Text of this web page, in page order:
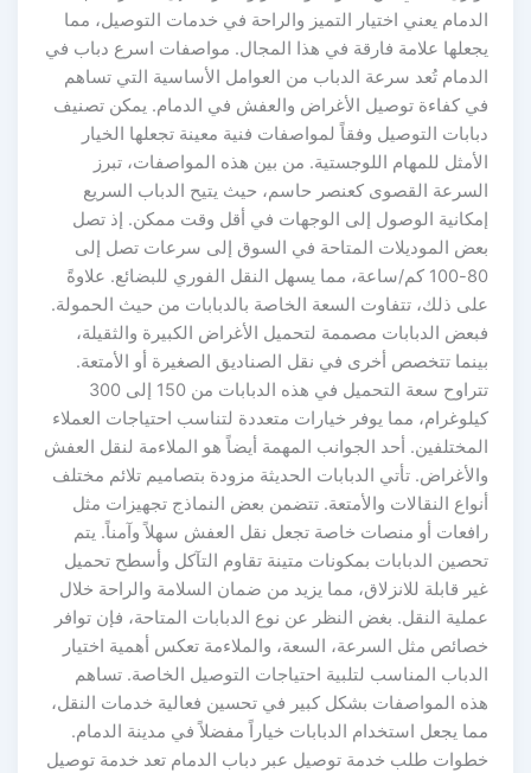
الدمام يعني اختيار التميز والراحة في خدمات التوصيل، مما
يجعلها علامة فارقة في هذا المجال. مواصفات اسرع دباب في
الدمام تُعد سرعة الدباب من العوامل الأساسية التي تساهم
في كفاءة توصيل الأغراض والعفش في الدمام. يمكن تصنيف
دبابات التوصيل وفقاً لمواصفات فنية معينة تجعلها الخيار
الأمثل للمهام اللوجستية. من بين هذه المواصفات، تبرز
السرعة القصوى كعنصر حاسم، حيث يتيح الدباب السريع
إمكانية الوصول إلى الوجهات في أقل وقت ممكن. إذ تصل
بعض الموديلات المتاحة في السوق إلى سرعات تصل إلى
80-100 كم/ساعة، مما يسهل النقل الفوري للبضائع. علاوةً
على ذلك، تتفاوت السعة الخاصة بالدبابات من حيث الحمولة.
فبعض الدبابات مصممة لتحميل الأغراض الكبيرة والثقيلة،
بينما تتخصص أخرى في نقل الصناديق الصغيرة أو الأمتعة.
تتراوح سعة التحميل في هذه الدبابات من 150 إلى 300
كيلوغرام، مما يوفر خيارات متعددة لتناسب احتياجات العملاء
المختلفين. أحد الجوانب المهمة أيضاً هو الملاءمة لنقل العفش
والأغراض. تأتي الدبابات الحديثة مزودة بتصاميم تلائم مختلف
أنواع النقالات والأمتعة. تتضمن بعض النماذج تجهيزات مثل
رافعات أو منصات خاصة تجعل نقل العفش سهلاً وآمناً. يتم
تحصين الدبابات بمكونات متينة تقاوم التآكل وأسطح تحميل
غير قابلة للانزلاق، مما يزيد من ضمان السلامة والراحة خلال
عملية النقل. بغض النظر عن نوع الدبابات المتاحة، فإن توافر
خصائص مثل السرعة، السعة، والملاءمة تعكس أهمية اختيار
الدباب المناسب لتلبية احتياجات التوصيل الخاصة. تساهم
هذه المواصفات بشكل كبير في تحسين فعالية خدمات النقل،
مما يجعل استخدام الدبابات خياراً مفضلاً في مدينة الدمام.
خطوات طلب خدمة توصيل عبر دباب الدمام تعد خدمة توصيل